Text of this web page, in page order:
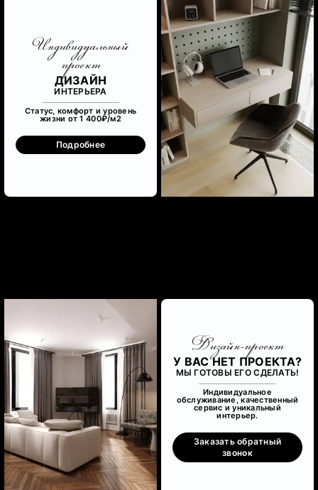
Индивидуальный
проект
ДИЗАЙН
ИНТЕРЬЕРА
Статус, комфорт и уровень
жизни от 1 400₽/м2
Подробнее
Дизайн-проект
У ВАС НЕТ ПРОЕКТА?
МЫ ГОТОВЫ ЕГО СДЕЛАТЬ!
Индивидуальное
обслуживание, качественный
сервис и уникальный
интерьер.
Заказать обратный
звонок